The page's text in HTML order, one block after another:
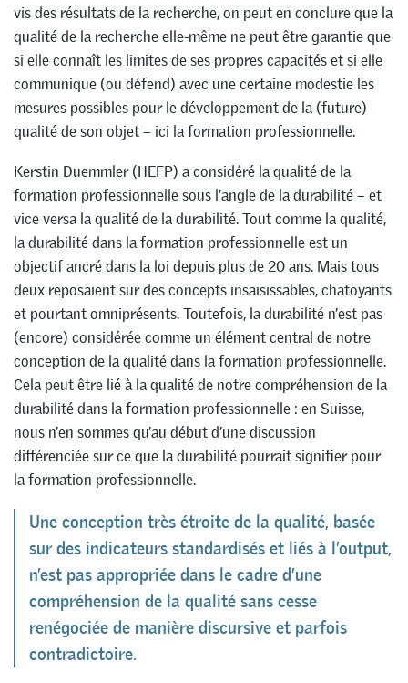
vis des résultats de la recherche, on peut en conclure que la
qualité de la recherche elle-même ne peut être garantie que
si elle connaît les limites de ses propres capacités et si elle
communique (ou défend) avec une certaine modestie les
mesures possibles pour le développement de la (future)
qualité de son objet – ici la formation professionnelle.
Kerstin Duemmler (HEFP) a considéré la qualité de la
formation professionnelle sous l’angle de la durabilité – et
vice versa la qualité de la durabilité. Tout comme la qualité,
la durabilité dans la formation professionnelle est un
objectif ancré dans la loi depuis plus de 20 ans. Mais tous
deux reposaient sur des concepts insaisissables, chatoyants
et pourtant omniprésents. Toutefois, la durabilité n’est pas
(encore) considérée comme un élément central de notre
conception de la qualité dans la formation professionnelle.
Cela peut être lié à la qualité de notre compréhension de la
durabilité dans la formation professionnelle : en Suisse,
nous n’en sommes qu’au début d’une discussion
différenciée sur ce que la durabilité pourrait signifier pour
la formation professionnelle.
Une conception très étroite de la qualité, basée
sur des indicateurs standardisés et liés à l’output,
n’est pas appropriée dans le cadre d’une
compréhension de la qualité sans cesse
renégociée de manière discursive et parfois
contradictoire.